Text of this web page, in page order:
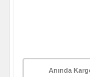
Anında